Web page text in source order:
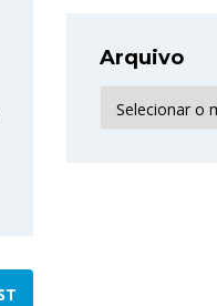
Arquivo
Arquivo